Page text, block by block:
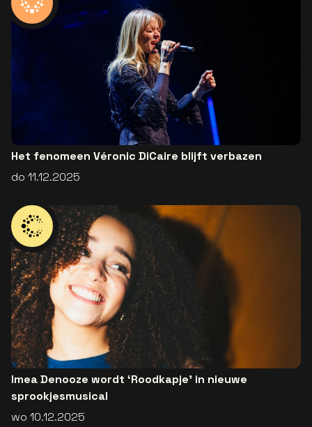
Het fenomeen Véronic DiCaire blijft verbazen
do 11.12.2025
Imea Denooze wordt ‘Roodkapje’ in nieuwe
sprookjesmusical
wo 10.12.2025